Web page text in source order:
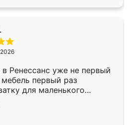
Ренессанс уже не первый
первый раз
для маленького
рождении ,во второй раз
По качеству очень
достаточно быстрая,